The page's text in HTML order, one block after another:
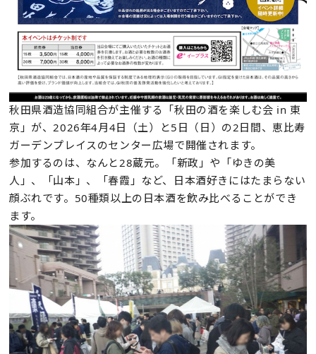
秋田県酒造協同組合が主催する「秋田の酒を楽しむ会 in 東
京」が、2026年4月4日（土）と5日（日）の2日間、恵比寿
ガーデンプレイスのセンター広場で開催されます。
参加するのは、なんと28蔵元。「新政」や「ゆきの美
人」、「山本」、「春霞」など、日本酒好きにはたまらない
顔ぶれです。50種類以上の日本酒を飲み比べることができ
ます。